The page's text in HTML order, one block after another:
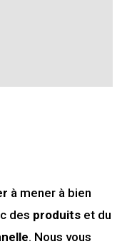
à mener à bien
des produitset du
. Nous vous